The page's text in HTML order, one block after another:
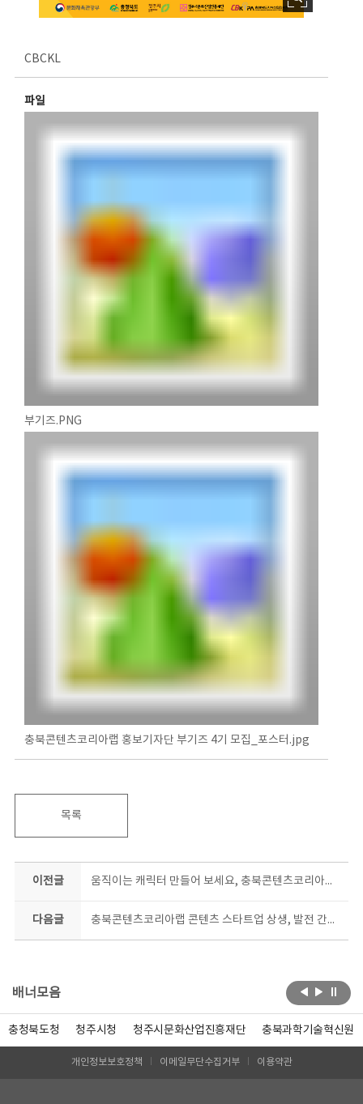
CBCKL
파일
부기즈.PNG
충북콘텐츠코리아랩 홍보기자단 부기즈 4기 모집_포스터.jpg
목록
이전글 움직이는 캐릭터 만들어 보세요, 충북콘텐츠코리아랩 이모티콘 심화과정 모집
다음글 충북콘텐츠코리아랩 콘텐츠 스타트업 상생, 발전 간담회 개최
배너모음
충청북도청 청주시청 청주시문화산업진흥재단 충북과학기술혁신원
개인정보보호정책 이메일무단수집거부 이용약관